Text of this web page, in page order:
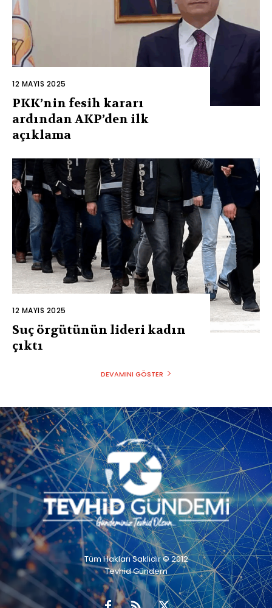
12 MAYIS 2025
PKK’nin fesih kararı
ardından AKP’den ilk
açıklama
12 MAYIS 2025
Suç örgütünün lideri kadın
çıktı
DEVAMINI GÖSTER
Tüm Hakları Saklıdır © 2012
Tevhid Gündem